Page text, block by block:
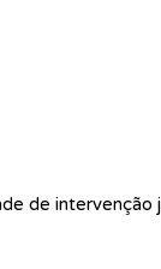
de intervenção